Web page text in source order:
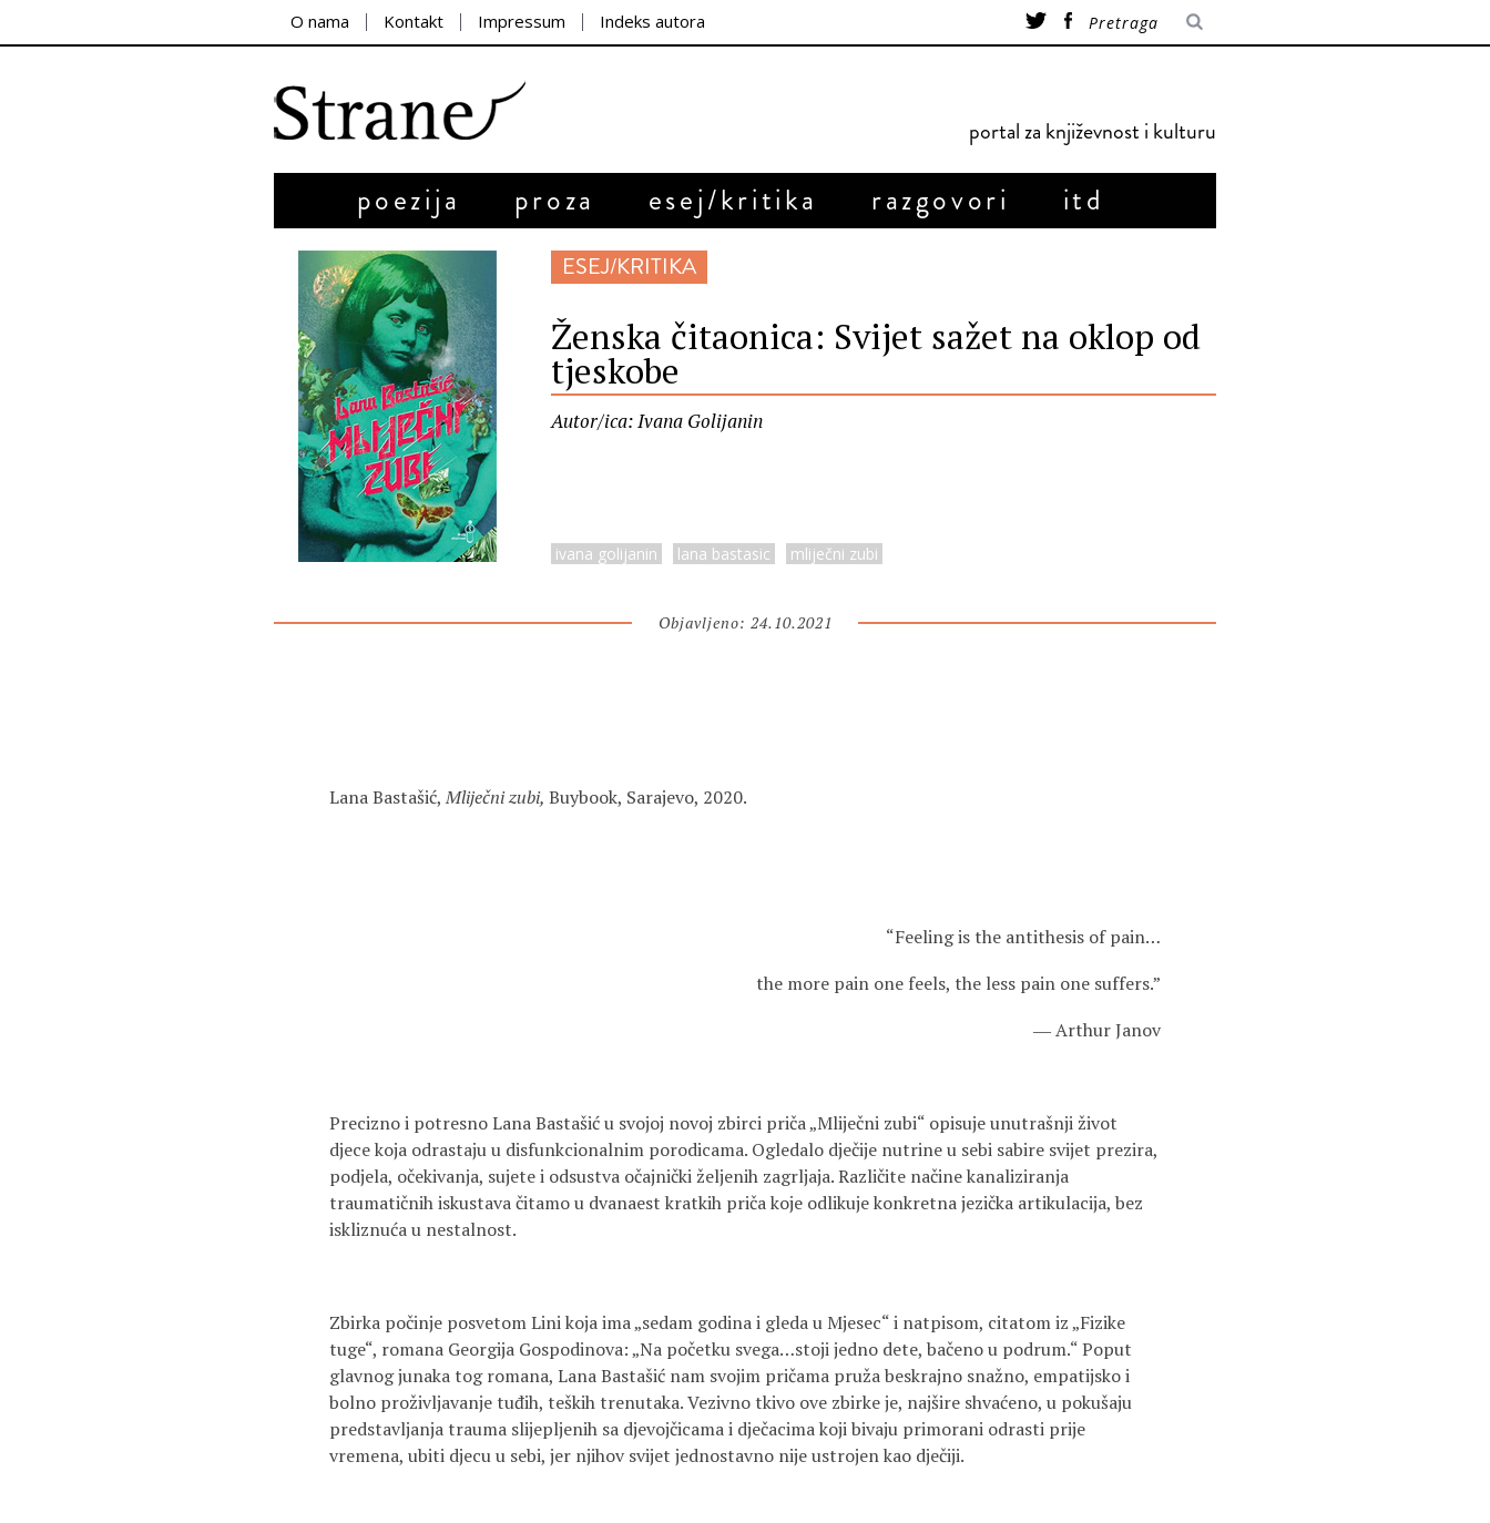
O nama Kontakt Impressum Indeks autora
portal za književnost i kulturu
poezija proza esej/kritika razgovori itd
ESEJ/KRITIKA
Ženska čitaonica: Svijet sažet na oklop od
tjeskobe
Autor/ica: Ivana Golijanin
ivana golijanin lana bastasic mliječni zubi
Objavljeno: 24.10.2021
Lana Bastašić,Mliječni zubi, Buybook, Sarajevo, 2020.
“Feeling is the antithesis of pain…
the more pain one feels, the less pain one suffers.”
― Arthur Janov
Precizno i potresno Lana Bastašić u svojoj novoj zbirci priča „Mliječni zubi“ opisuje unutrašnji život
djece koja odrastaju u disfunkcionalnim porodicama. Ogledalo dječije nutrine u sebi sabire svijet prezira,
podjela, očekivanja, sujete i odsustva očajnički željenih zagrljaja. Različite načine kanaliziranja
traumatičnih iskustava čitamo u dvanaest kratkih priča koje odlikuje konkretna jezička artikulacija, bez
iskliznuća u nestalnost.
Zbirka počinje posvetom Lini koja ima „sedam godina i gleda u Mjesec“ i natpisom, citatom iz „Fizike
tuge“, romana Georgija Gospodinova: „Na početku svega…stoji jedno dete, bačeno u podrum.“ Poput
glavnog junaka tog romana, Lana Bastašić nam svojim pričama pruža beskrajno snažno, empatijsko i
bolno proživljavanje tuđih, teških trenutaka. Vezivno tkivo ove zbirke je, najšire shvaćeno, u pokušaju
predstavljanja trauma slijepljenih sa djevojčicama i dječacima koji bivaju primorani odrasti prije
vremena, ubiti djecu u sebi, jer njihov svijet jednostavno nije ustrojen kao dječiji.